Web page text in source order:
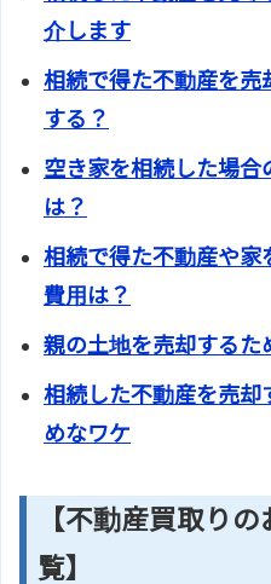
介します
相続で得た不動産を売
する？
空き家を相続した場
は？
相続で得た不動産や家
費用は？
親の土地を売却するた
相続した不動産を売
めなワケ
【不動産買取り
覧】